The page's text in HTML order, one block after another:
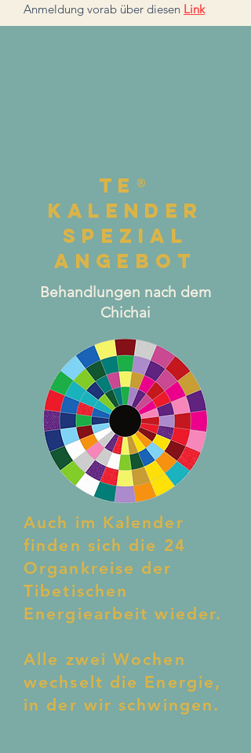
Anmeldung vorab über diesen Link
TE®
Kalender
spezial
angebot
Behandlungen nach dem
Chichai
Auch im Kalender
finden sich die 24
Organkreise der
Tibetischen
Energiearbeit wieder.
Alle zwei Wochen
wechselt die Energie,
in der wir schwingen.